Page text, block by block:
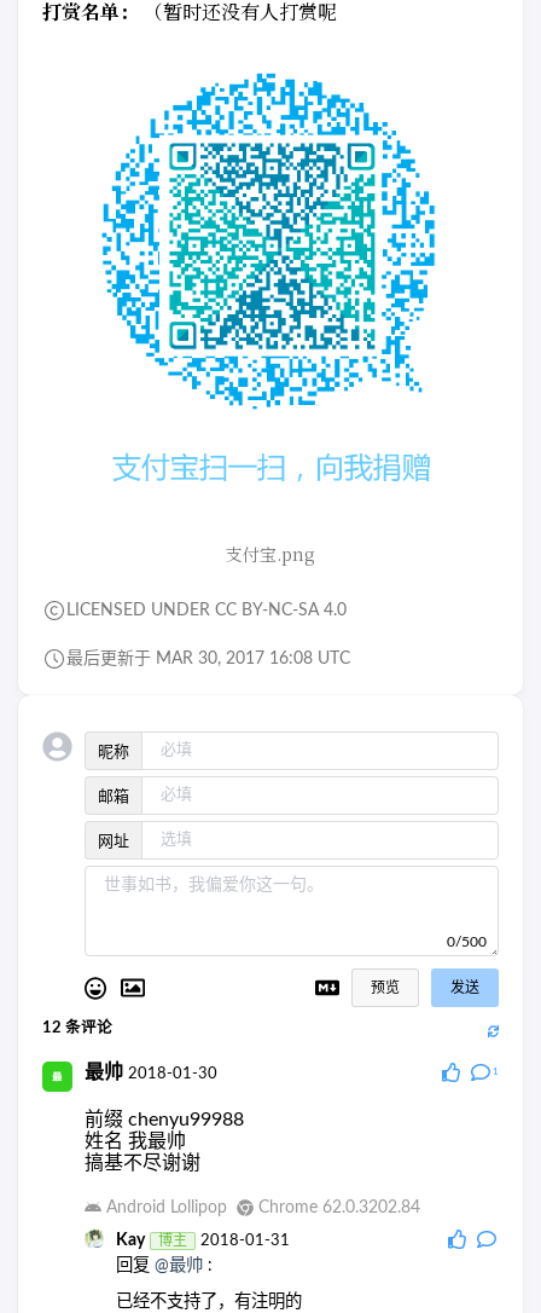
打赏名单： （暂时还没有人打赏呢
支付宝.png
LICENSED UNDER CC BY-NC-SA 4.0
最后更新于 MAR 30, 2017 16:08 UTC
昵称
邮箱
网址
0/500
预览 发送
12 条评论
最帅 2018-01-30 1
前缀 chenyu99988
姓名 我最帅
搞基不尽谢谢
Android Lollipop Chrome 62.0.3202.84
Kay 博主 2018-01-31
回复 @最帅 :
已经不支持了，有注明的